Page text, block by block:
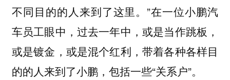
不同目的的人来到了这里。”在一位小鹏汽
车员工眼中，过去一年中，或是当作跳板，
或是镀金，或是混个红利，带着各种各样目
的的人来到了小鹏，包括一些“关系户”。